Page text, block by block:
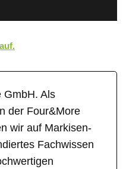
GmbH. Als
der Four&More
wir auf Markisen-
Fachwissen